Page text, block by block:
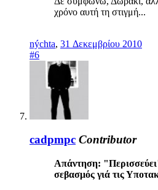
χρόνο αυτή τη στιγμή...
nýchta, 31 Δεκεμβρίου 2010
#6
cadpmpc Contributor
Απάντηση:
σεβασμός γιά τις